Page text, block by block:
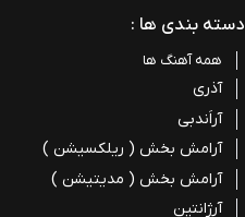
دسته بندی ها :
همه آهنگ ها
آذری
آراَندبی
آرامش بخش ( ریلکسیشن )
آرامش بخش ( مدیتیشن )
آرژانتین